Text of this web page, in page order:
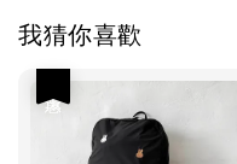
我猜你喜歡